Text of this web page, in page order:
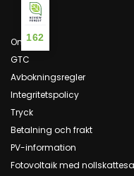
Om oss
GTC
Avbokningsregler
Integritetspolicy
Tryck
Betalning och frakt
PV-information
Fotovoltaik med
162